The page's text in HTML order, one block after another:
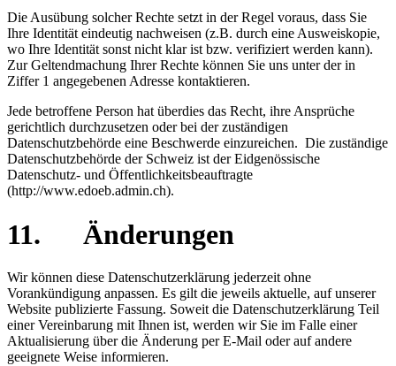
Die Ausübung solcher Rechte setzt in der Regel voraus, dass Sie
Ihre Identität eindeutig nachweisen (z.B. durch eine Ausweiskopie,
wo Ihre Identität sonst nicht klar ist bzw. verifiziert werden kann).
Zur Geltendmachung Ihrer Rechte können Sie uns unter der in
Ziffer 1 angegebenen Adresse kontaktieren.
Jede betroffene Person hat überdies das Recht, ihre Ansprüche
gerichtlich durchzusetzen oder bei der zuständigen
Datenschutzbehörde eine Beschwerde einzureichen. Die zuständige
Datenschutzbehörde der Schweiz ist der Eidgenössische
Datenschutz- und Öffentlichkeitsbeauftragte
(http://www.edoeb.admin.ch).
11. Änderungen
Wir können diese Datenschutzerklärung jederzeit ohne
Vorankündigung anpassen. Es gilt die jeweils aktuelle, auf unserer
Website publizierte Fassung. Soweit die Datenschutzerklärung Teil
einer Vereinbarung mit Ihnen ist, werden wir Sie im Falle einer
Aktualisierung über die Änderung per E-Mail oder auf andere
geeignete Weise informieren.